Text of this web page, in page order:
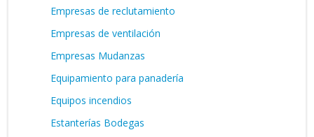
Empresas de reclutamiento
Empresas de ventilación
Empresas Mudanzas
Equipamiento para panadería
Equipos incendios
Estanterías Bodegas